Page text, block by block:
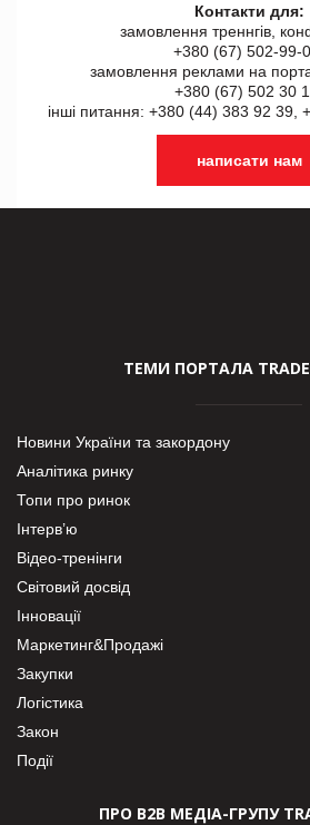
Контакти для:
замовлення треннгів,
+380 (67) 502-99-
замовлення реклами на
+380 (67) 502 30
інші питання: +380 (44) 383 92 39,
написати нам
ТЕМИ ПОРТАЛА
Новини України та закордону
Аналітика ринку
Топи про ринок
Інтерв’ю
Відео-тренінги
Світовий досвід
Інновації
Маркетинг&Продажі
Закупки
Логістика
Закон
Події
ПРО В2В МЕДІА-ГРУПУ